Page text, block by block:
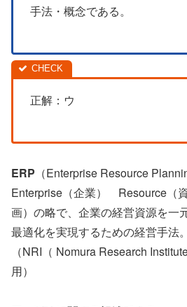
手法・概念である。
正解：ウ
ERP （Enterprise Resource
Enterprise（企業） Resource（
画）の略で、企業の経営資源を一
最適化を実現するための経営手法。
（NRI（ Nomura Research
用）